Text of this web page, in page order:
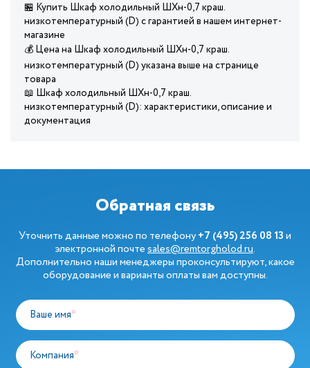
🏪 Купить Шкаф холодильный ШХн-0,7 краш.
низкотемпературный (D) с гарантией в нашем интернет-
магазине
💰 Цена на Шкаф холодильный ШХн-0,7 краш.
низкотемпературный (D) указана выше на странице
товара
📖 Шкаф холодильный ШХн-0,7 краш.
низкотемпературный (D): характеристики, описание и
документация
Обратная связь
Уточнить данные можно по телефону+7 (495) 256 08 13и
электронной почтеsales@remtorgholod.ru.
Дополнительно наши менеджеры проконсультируют, какое
оборудование и варианты оплаты вам доступны.
Ваше имя*
Компания*